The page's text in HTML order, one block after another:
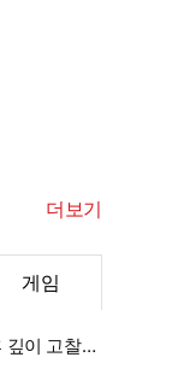
더보기
게임
깊이 고찰…